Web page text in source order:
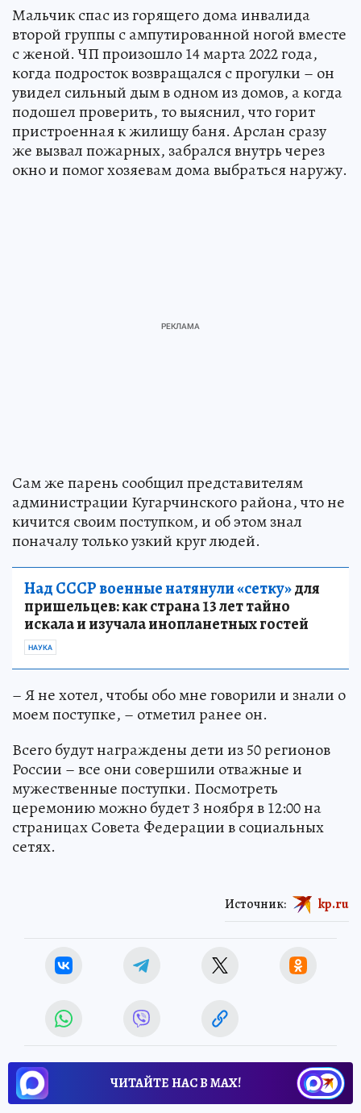
Мальчик спас из горящего дома инвалида
второй группы с ампутированной ногой вместе
с женой. ЧП произошло 14 марта 2022 года,
когда подросток возвращался с прогулки – он
увидел сильный дым в одном из домов, а когда
подошел проверить, то выяснил, что горит
пристроенная к жилищу баня. Арслан сразу
же вызвал пожарных, забрался внутрь через
окно и помог хозяевам дома выбраться наружу.
Сам же парень сообщил представителям
администрации Кугарчинского района, что не
кичится своим поступком, и об этом знал
поначалу только узкий круг людей.
Над СССР военные натянули «сетку»для
пришельцев: как страна 13 лет тайно
искала и изучала инопланетных гостей
НАУКА
– Я не хотел, чтобы обо мне говорили и знали о
моем поступке, – отметил ранее он.
Всего будут награждены дети из 50 регионов
России – все они совершили отважные и
мужественные поступки. Посмотреть
церемонию можно будет 3 ноября в 12:00 на
страницах Совета Федерации в социальных
сетях.
Источник: kp.ru
ЧИТАЙТЕ НАС В МАХ!